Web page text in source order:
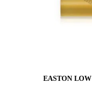
EASTON